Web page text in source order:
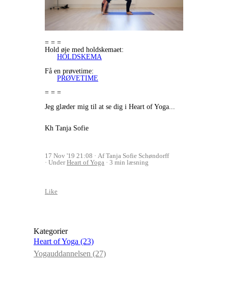
= = =
Hold øje med holdskemaet:
HOLDSKEMA
Få en prøvetime:
PRØVETIME
= = =
Jeg glæder mig til at se dig i Heart of Yoga...
Kh Tanja Sofie
17 Nov '19 21:08
Af Tanja Sofie Schøndorff
UnderHeart of Yoga 3 min læsning
Like
Kategorier
Heart of Yoga (23)
Yogauddannelsen (27)